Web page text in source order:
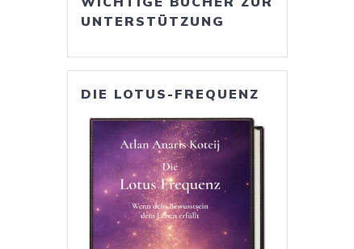
UNTERSTÜTZUNG
DIE LOTUS-FREQUENZ